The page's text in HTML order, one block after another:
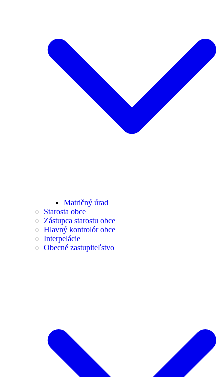
Matričný úrad
Starosta obce
Zástupca starostu obce
Hlavný kontrolór obce
Interpelácie
Obecné zastupiteľstvo